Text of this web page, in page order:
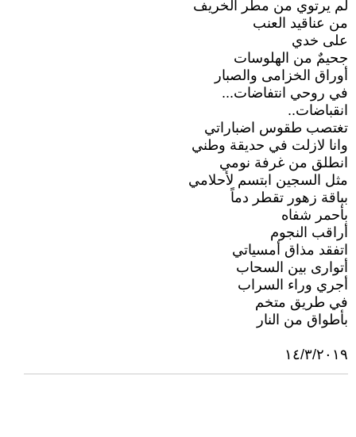
لم يرتوي من مطر الخريف
من عناقيد العنب
على خدي
جحيمٌ من الهلوسات
أوراق الخزامى والصبار
في روحي انتفاضات...
انقباضات..
تغتصب طقوس اضباراتي
وانا لازلت في حديقة وطني
انطلق من غرفة نومي
مثل السجين ابتسم لأحلامي
بباقة زهور تقطر دماً
بأحمر شفاه
أراقب النجوم
اتفقد مذاق أمسياتي
أتوارى بين السحاب
أجري وراء السراب
في طريق متخم
بأطواق من النار
١٤/٣/٢٠١٩